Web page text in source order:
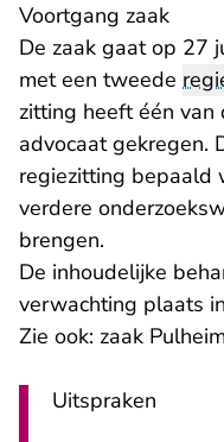
Voortgang zaak
De zaak gaat op 27
met een tweede
zitting heeft één van
advocaat gekregen.
regiezitting bepaald
verdere
brengen.
De inhoudelijke
verwachting plaats
Zie ook: zaak Pulheim
Uitspraken